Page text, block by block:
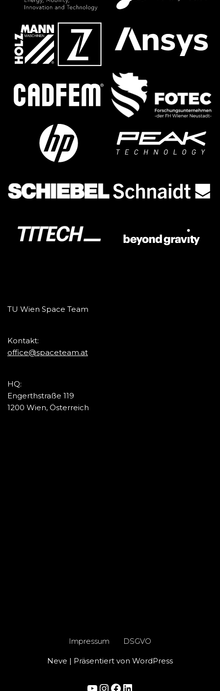
TU Wien Space Team
Kontakt:
office@spaceteam.at
HQ:
Engerthstraße 119
1200 Wien, Österreich
Impressum DSGVO
Neve | Präsentiert von WordPress